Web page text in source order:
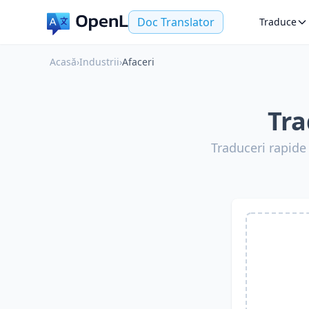
Doc Translator Traduce
Acasă›Industrii›Afaceri
Traduceri